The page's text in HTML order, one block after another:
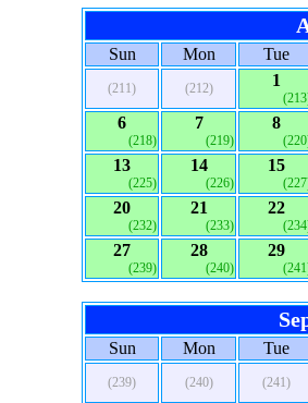
Sun Mon Tue
(211) (212) 1
6
(218)
7
(219)
8
13
(225)
14
(226)
15
20
(232)
21
(233)
22
27
(239)
28
(240)
29
Sun Mon Tue
(239) (240) (241)